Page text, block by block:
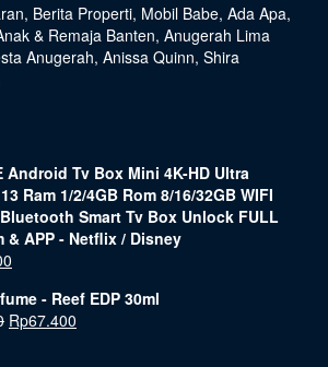
, Berita Properti, Mobil Babe, Ada Apa,
& Remaja Banten, Anugerah Lima
Anugerah, Anissa Quinn, Shira
Android Tv Box Mini 4K-HD Ultra
Ram 1/2/4GB Rom 8/16/32GB WIFI
Smart Tv Box Unlock FULL
& APP - Netflix / Disney
- Reef EDP 30ml
Rp67.400